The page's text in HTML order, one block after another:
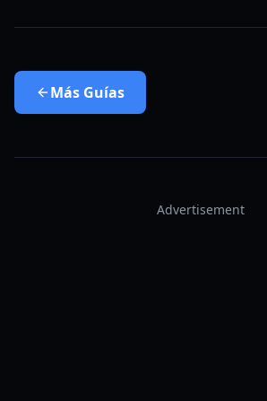
Más Guías
Advertisement